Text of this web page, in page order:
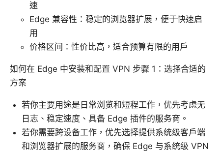
速
Edge 兼容性：稳定的浏览器扩展，便于快速启
用
价格区间：性价比高，适合预算有限的用户
如何在 Edge 中安装和配置 VPN 步骤 1：选择合适的
方案
若你主要用途是日常浏览和短程工作，优先考虑无
日志、稳定速度、具备 Edge 插件的服务商。
若你需要跨设备工作，优先选择提供系统级客户端
和浏览器扩展的服务商，确保 Edge 与系统级 VPN